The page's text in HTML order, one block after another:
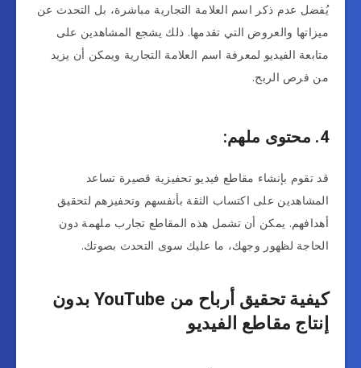
يُفضل عدم ذكر اسم العلامة التجارية مباشرة، بل التحدث عن
ميزاتها والعروض التي تقدمها. ذلك يشجع المشاهدين على
متابعة الفيديو لمعرفة اسم العلامة التجارية ويمكن أن يزيد
من فرص الربح.
4. محتوى ملهم:
قد تقوم بإنشاء مقاطع فيديو تحفيزية قصيرة تساعد
المشاهدين على اكتساب الثقة بأنفسهم وتحفيزهم لتحقيق
أهدافهم. يمكن أن تشمل هذه المقاطع تجارب ملهمة دون
الحاجة لظهور وجهك، ما عليك سوى التحدث بصوتك.
كيفية تحقيق أرباح من YouTube بدون
إنتاج مقاطع الفيديو